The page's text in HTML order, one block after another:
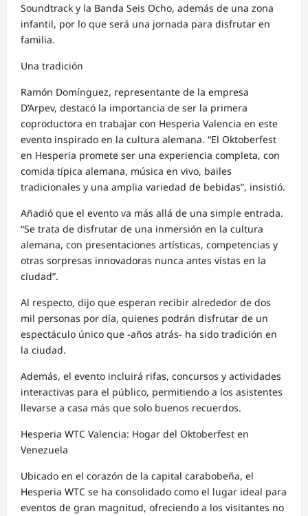
Soundtrack y la Banda Seis Ocho, además de una zona
infantil, por lo que será una jornada para disfrutar en
familia.
Una tradición
Ramón Domínguez, representante de la empresa
D’Arpev, destacó la importancia de ser la primera
coproductora en trabajar con Hesperia Valencia en este
evento inspirado en la cultura alemana. “El Oktoberfest
en Hesperia promete ser una experiencia completa, con
comida típica alemana, música en vivo, bailes
tradicionales y una amplia variedad de bebidas”, insistió.
Añadió que el evento va más allá de una simple entrada.
“Se trata de disfrutar de una inmersión en la cultura
alemana, con presentaciones artísticas, competencias y
otras sorpresas innovadoras nunca antes vistas en la
ciudad”.
Al respecto, dijo que esperan recibir alrededor de dos
mil personas por día, quienes podrán disfrutar de un
espectáculo único que -años atrás- ha sido tradición en
la ciudad.
Además, el evento incluirá rifas, concursos y actividades
interactivas para el público, permitiendo a los asistentes
llevarse a casa más que solo buenos recuerdos.
Hesperia WTC Valencia: Hogar del Oktoberfest en
Venezuela
Ubicado en el corazón de la capital carabobeña, el
Hesperia WTC se ha consolidado como el lugar ideal para
eventos de gran magnitud, ofreciendo a los visitantes no